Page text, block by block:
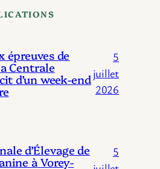
épreuves de
Centrale
d’un week-end
5
juillet
2026
d’Élevage de
à Vorey-
5